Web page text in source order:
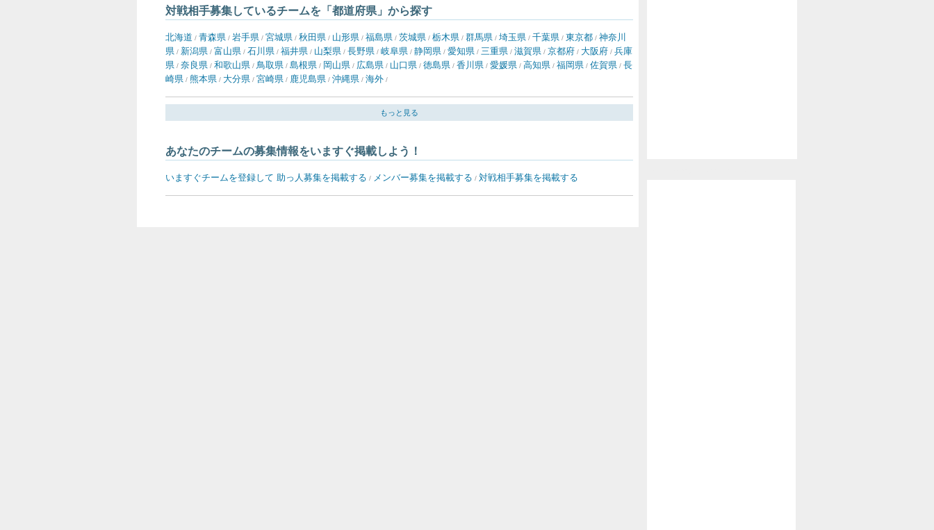
対戦相手募集しているチームを「都道府県」から探す
北海道 / 青森県 / 岩手県 / 宮城県 / 秋田県 / 山形県 / 福島県 / 茨城県 / 栃木県 / 群馬県 / 埼玉県 / 千葉県 / 東京都 / 神奈川
県 / 新潟県 / 富山県 / 石川県 / 福井県 / 山梨県 / 長野県 / 岐阜県 / 静岡県 / 愛知県 / 三重県 / 滋賀県 / 京都府 / 大阪府 / 兵庫
県 / 奈良県 / 和歌山県 / 鳥取県 / 島根県 / 岡山県 / 広島県 / 山口県 / 徳島県 / 香川県 / 愛媛県 / 高知県 / 福岡県 / 佐賀県 / 長
崎県 / 熊本県 / 大分県 / 宮崎県 / 鹿児島県 / 沖縄県 / 海外 /
もっと見る
あなたのチームの募集情報をいますぐ掲載しよう！
いますぐチームを登録して 助っ人募集を掲載する / メンバー募集を掲載する / 対戦相手募集を掲載する